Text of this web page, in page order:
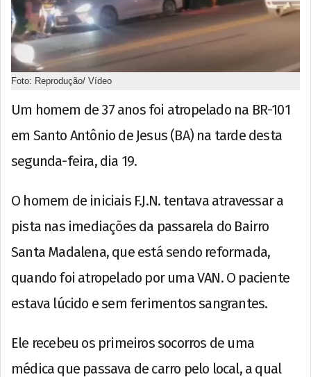
Foto: Reprodução/ Vídeo
Um homem de 37 anos foi atropelado na BR-101
em Santo Antônio de Jesus (BA) na tarde desta
segunda-feira, dia 19.
O homem de iniciais F.J.N. tentava atravessar a
pista nas imediações da passarela do Bairro
Santa Madalena, que está sendo reformada,
quando foi atropelado por uma VAN. O paciente
estava lúcido e sem ferimentos sangrantes.
Ele recebeu os primeiros socorros de uma
médica que passava de carro pelo local, a qual